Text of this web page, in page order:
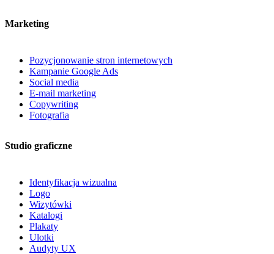
Marketing
Pozycjonowanie stron internetowych
Kampanie Google Ads
Social media
E-mail marketing
Copywriting
Fotografia
Studio graficzne
Identyfikacja wizualna
Logo
Wizytówki
Katalogi
Plakaty
Ulotki
Audyty UX